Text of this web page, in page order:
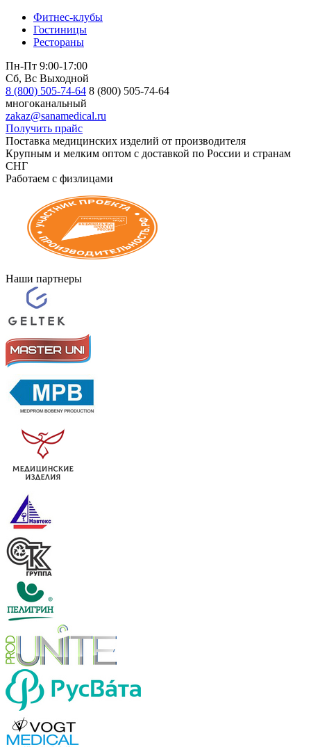
Фитнес-клубы
Гостиницы
Рестораны
Пн-Пт 9:00-17:00
Сб, Вс Выходной
8 (800) 505-74-64 8 (800) 505-74-64
многоканальный
zakaz@sanamedical.ru
Получить прайс
Поставка медицинских изделий от производителя
Крупным и мелким оптом с доставкой по России и странам
СНГ
Работаем с физлицами
Наши партнеры